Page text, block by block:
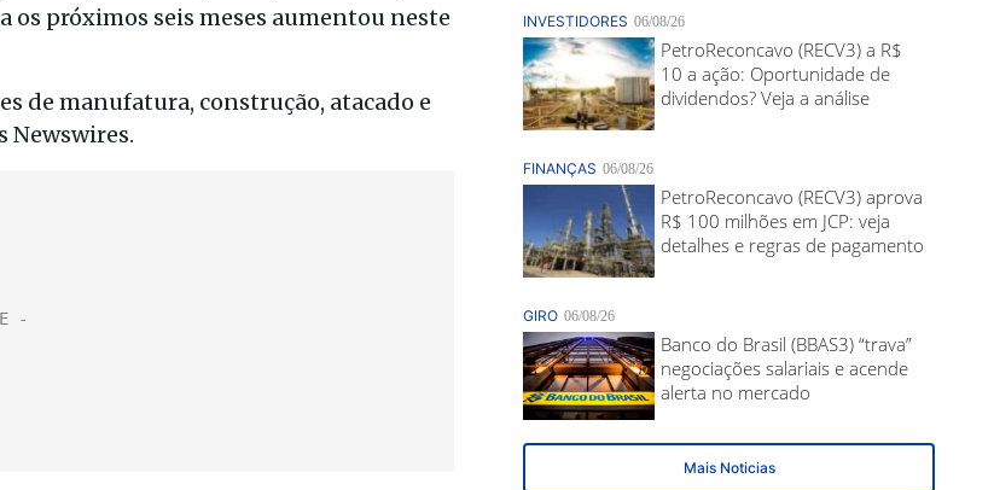
os próximos seis meses aumentou neste
de manufatura, construção, atacado e
Newswires.